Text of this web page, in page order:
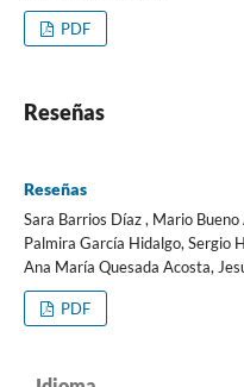
PDF
Reseñas
Reseñas
Sara Barrios Díaz , Mario
Palmira García Hidalgo, Sergio
Ana María Quesada Acosta,
PDF